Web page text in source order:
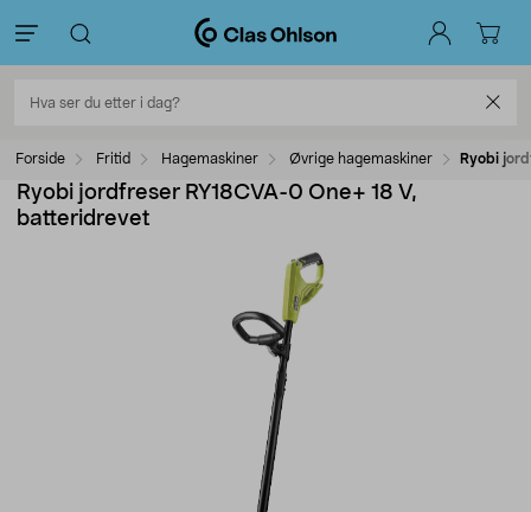
Forside Fritid Hagemaskiner Øvrige hagemaskiner Ryobi
Ryobi jordfreser RY18CVA-0 One+ 18 V,
batteridrevet